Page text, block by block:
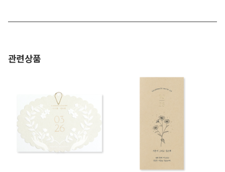
관련상품